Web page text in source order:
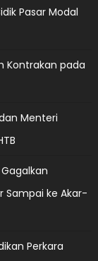
Pasar Modal
Kontrakan pada
Menteri
Sampai ke Akar-
Perkara